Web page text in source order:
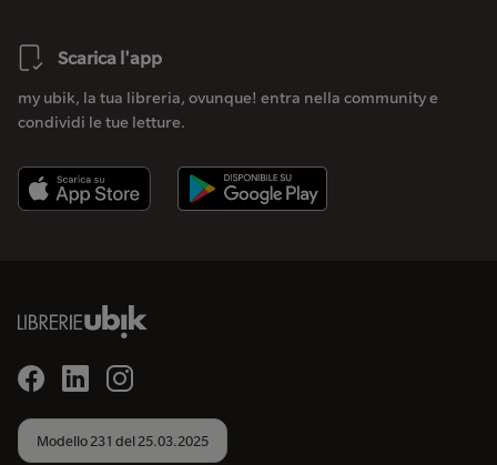
Scarica l'app
my ubik, la tua libreria, ovunque! entra nella community e
condividi le tue letture.
Modello 231 del 25.03.2025